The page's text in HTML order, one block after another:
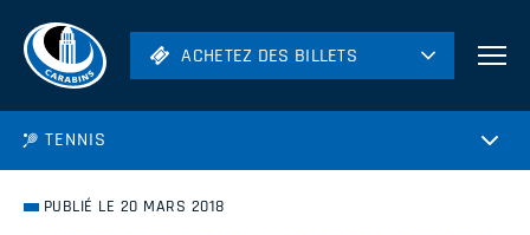
ACHETEZ DES BILLETS
ACHETEZ DES BILLETS
TENNIS
PUBLIÉ LE 20 MARS 2018